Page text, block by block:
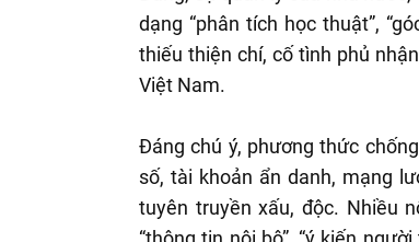
dạng “phân tích học thuật”,
thiếu thiện chí, cố tình phủ
Việt Nam.
Đáng chú ý, phương thức
số, tài khoản ẩn danh, mạng
tuyên truyền xấu, độc. Nhiều